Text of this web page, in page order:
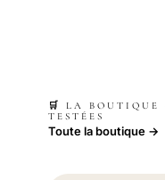
🛒 LA BOUTIQUE
TESTÉES
Toute la boutique →